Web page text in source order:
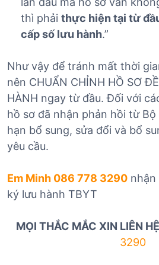
thì phải thực hiện tại từ
cấp số lưu hành.”
Như vậy để tránh mất thời
nên CHUẨN CHỈNH HỒ SƠ
HÀNH ngay từ đầu. Đối với
hồ sơ đã nhận phản hồi từ
hạn bổ sung, sửa đổi và bổ
yêu cầu.
Em Minh 086 778 3290 nhận
ký lưu hành TBYT
MỌI THẮC MẮC XIN LIÊN HỆ
3290